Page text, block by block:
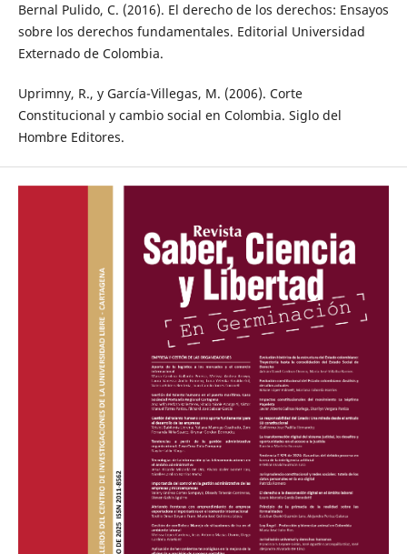
Bernal Pulido, C. (2016). El derecho de los derechos: Ensayos
sobre los derechos fundamentales. Editorial Universidad
Externado de Colombia.
Uprimny, R., y García-Villegas, M. (2006). Corte
Constitucional y cambio social en Colombia. Siglo del
Hombre Editores.